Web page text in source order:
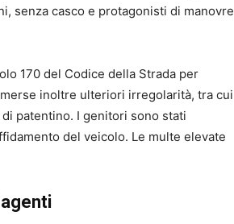
senza casco e protagonisti di manovre
170 del Codice della Strada per
inoltre ulteriori irregolarità, tra cui
patentino. I genitori sono stati
del veicolo. Le multe elevate